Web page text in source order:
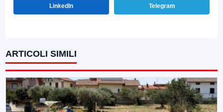
LinkedIn Telegram
ARTICOLI SIMILI